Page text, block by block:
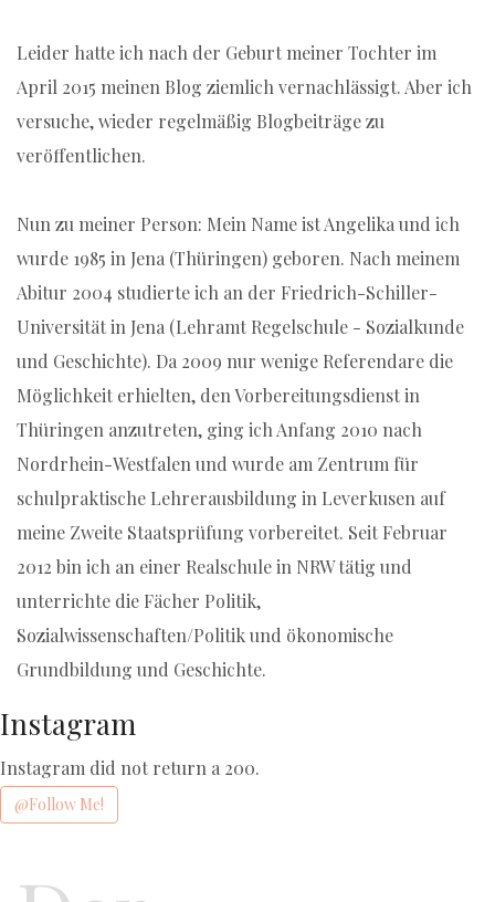
Leider hatte ich nach der Geburt meiner Tochter im
April 2015 meinen Blog ziemlich vernachlässigt. Aber ich
versuche, wieder regelmäßig Blogbeiträge zu
veröffentlichen.
Nun zu meiner Person: Mein Name ist Angelika und ich
wurde 1985 in Jena (Thüringen) geboren. Nach meinem
Abitur 2004 studierte ich an der Friedrich-Schiller-
Universität in Jena (Lehramt Regelschule - Sozialkunde
und Geschichte). Da 2009 nur wenige Referendare die
Möglichkeit erhielten, den Vorbereitungsdienst in
Thüringen anzutreten, ging ich Anfang 2010 nach
Nordrhein-Westfalen und wurde am Zentrum für
schulpraktische Lehrerausbildung in Leverkusen auf
meine Zweite Staatsprüfung vorbereitet. Seit Februar
2012 bin ich an einer Realschule in NRW tätig und
unterrichte die Fächer Politik,
Sozialwissenschaften/Politik und ökonomische
Grundbildung und Geschichte.
Instagram
Instagram did not return a 200.
@Follow Me!